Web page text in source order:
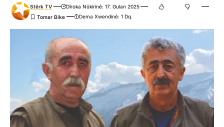
Stêrk TV
Dîroka Nûkirinê: 17. Gulan 2025
Dema Xwendinê: 1 Dq.